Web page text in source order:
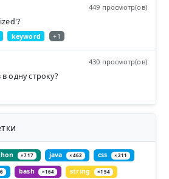
449 просмотр(ов)
keyword +1
430 просмотр(ов)
одну строку?
×717 java ×462 css ×211
bash ×164 string ×154